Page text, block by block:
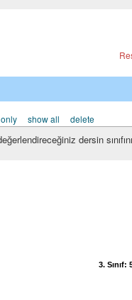
show all delete
dersin
3. Sınıf: